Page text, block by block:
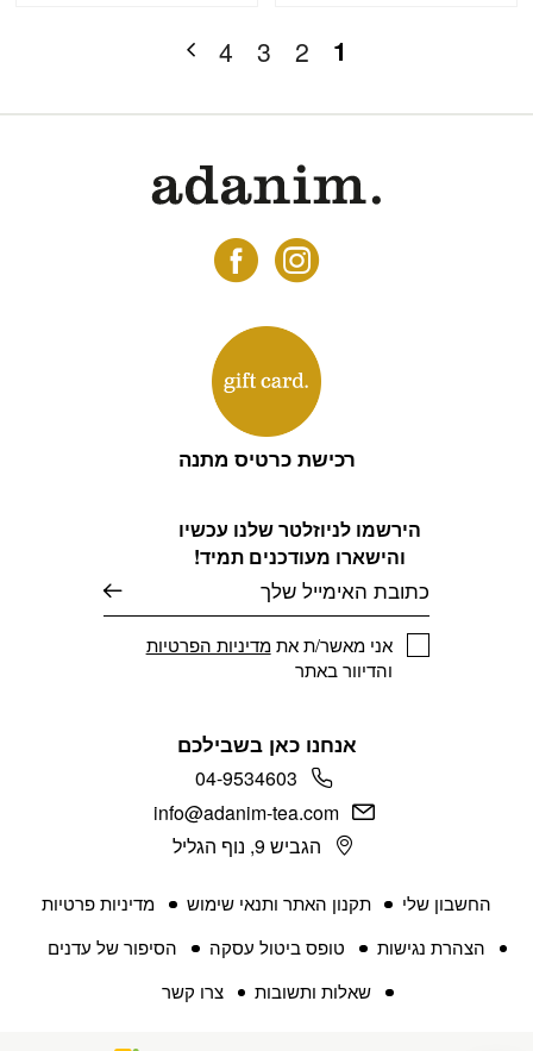
1
2
3
4
הירשמו לניוזלטר שלנו עכשיו
והישארו מעודכנים תמיד!
אני מאשר/ת אתמדיניות הפרטיות
והדיוור באתר
החשבון שלי תקנון האתר ותנאי שימוש
מדיניות פרטיות
הצהרת נגישות
טופס ביטול עסקה
הסיפור של עדנים
שאלות ותשובות
צרו קשר
אנחנו כאן בשבילכם
04-9534603
info@adanim-tea.com
הגביש 9, נוף הגליל
רכישת כרטיס מתנה